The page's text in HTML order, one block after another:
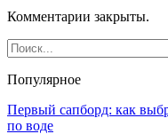
Комментарии закрыты.
Популярное
Первый сапборд: как
по воде